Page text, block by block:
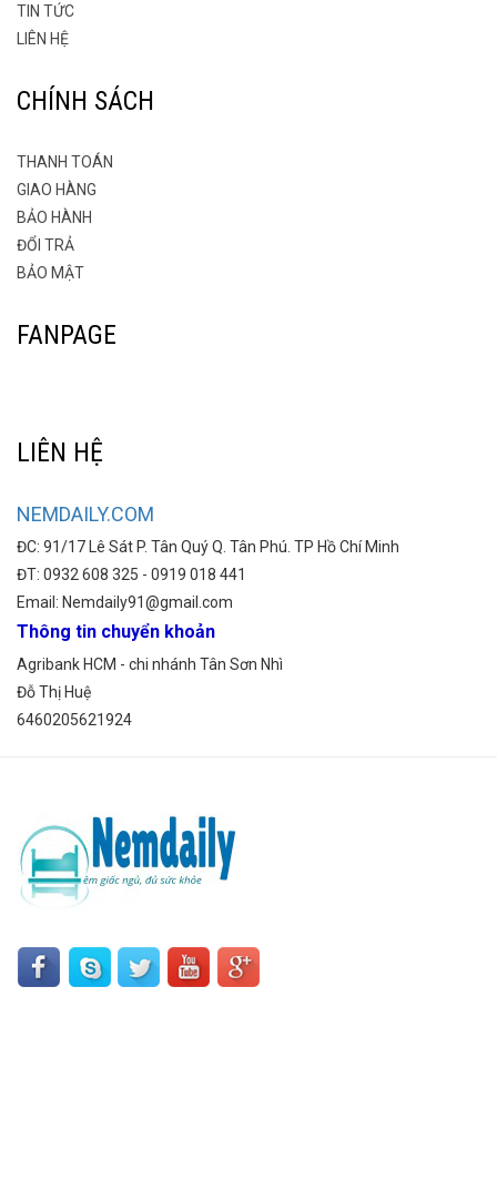
TIN TỨC
LIÊN HỆ
CHÍNH SÁCH
THANH TOÁN
GIAO HÀNG
BẢO HÀNH
ĐỔI TRẢ
BẢO MẬT
FANPAGE
LIÊN HỆ
NEMDAILY.COM
ĐC: 91/17 Lê Sát P. Tân Quý Q. Tân Phú. TP Hồ Chí Minh
ĐT: 0932 608 325 - 0919 018 441
Email: Nemdaily91@gmail.com
Thông tin chuyển khoản
Agribank HCM - chi nhánh Tân Sơn Nhì
Đỗ Thị Huệ
6460205621924